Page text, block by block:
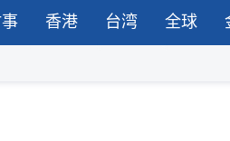
香港 台湾 全球